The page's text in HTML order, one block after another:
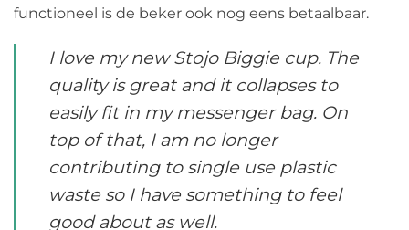
functioneel is de beker ook nog eens betaalbaar.
I love my new Stojo Biggie cup. The
quality is great and it collapses to
easily fit in my messenger bag. On
top of that, I am no longer
contributing to single use plastic
waste so I have something to feel
good about as well.